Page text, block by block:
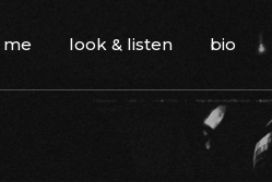
look & listen bio